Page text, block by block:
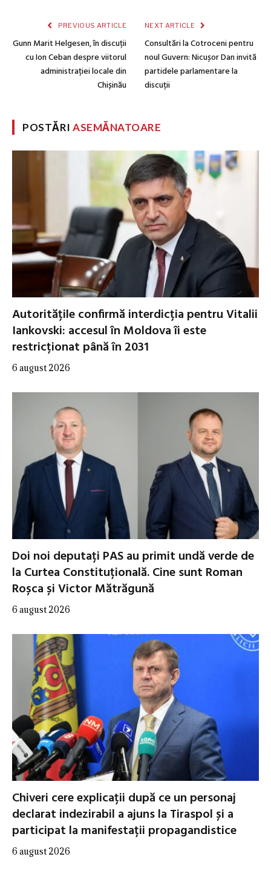
PREVIOUS ARTICLE
Gunn Marit Helgesen, în discuții
cu Ion Ceban despre viitorul
administrației locale din
Chișinău
NEXT ARTICLE
Consultări la Cotroceni pentru
noul Guvern: Nicușor Dan invită
partidele parlamentare la
discuții
POSTĂRIASEMĂNATOARE
Autoritățile confirmă interdicția pentru Vitalii
Iankovski: accesul în Moldova îi este
restricționat până în 2031
6 august 2026
Doi noi deputați PAS au primit undă verde de
la Curtea Constituțională. Cine sunt Roman
Roșca și Victor Mătrăgună
6 august 2026
Chiveri cere explicații după ce un personaj
declarat indezirabil a ajuns la Tiraspol și a
participat la manifestații propagandistice
6 august 2026